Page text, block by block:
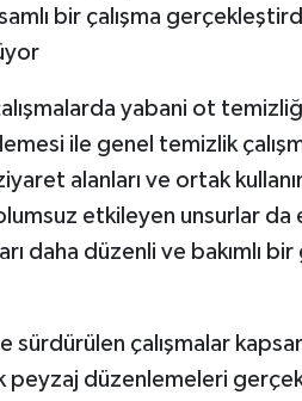
bir çalışma
yabani ot
ile genel temizlik
alanları ve ortak
etkileyen unsurlar da
daha düzenli ve bakımlı
sürdürülen çalışmalar
peyzaj düzenlemeleri